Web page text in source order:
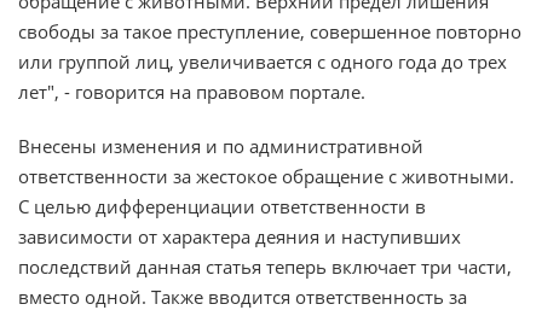
свободы за такое преступление, совершенное повторно
или группой лиц, увеличивается с одного года до трех
лет", - говорится на правовом портале.
Внесены изменения и по административной
ответственности за жестокое обращение с животными.
С целью дифференциации ответственности в
зависимости от характера деяния и наступивших
последствий данная статья теперь включает три части,
вместо одной. Также вводится ответственность за